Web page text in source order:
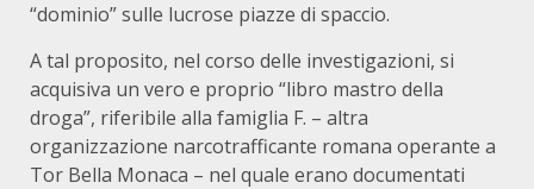
“dominio” sulle lucrose piazze di spaccio.
A tal proposito, nel corso delle investigazioni, si
acquisiva un vero e proprio “libro mastro della
droga”, riferibile alla famiglia F. – altra
organizzazione narcotrafficante romana operante a
Tor Bella Monaca – nel quale erano documentati